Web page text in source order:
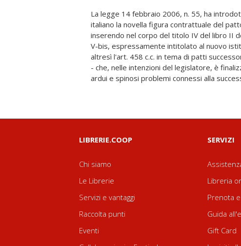
La legge 14 febbraio 2006, n. 55, ha
italiano la novella figura contrattuale del
inserendo nel corpo del titolo IV del libro II
V-bis, espressamente intitolato al nuovo
altresì l'art. 458 c.c. in tema di patti
- che, nelle intenzioni del legislatore, è
ardui e spinosi problemi connessi alla
produttivi (aziende e partecipazioni
impattare in modo altamente innovativo, quando
su regole e principi consolidati del nostro
a causa della sua pessima fattura tecnica,
una amplissima congerie di dubbi e di
LIBRERIE.COOP
Chi siamo
Le Librerie
Servizi e vantaggi
Raccolta punti
Eventi
SERVIZI
Libreria
Prenota
Guida
Gift Card